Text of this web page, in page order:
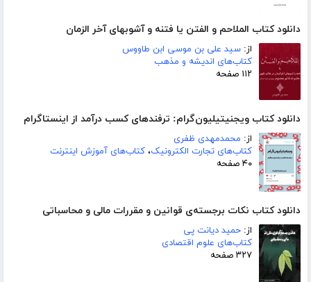
دانلود کتاب الملاحم و الفتن یا فتنه و آشوبهاى آخر الزمان
از: سید على بن موسى ابن طاووس
کتاب‌های اندیشه و مذهب
۱۱۲ صفحه
دانلود کتاب ویجنیتیلیون‌گرام: ترفندهای کسب درآمد از اینستاگرام
از: محمدمهدی ظفری
کتاب‌های تجارت الکترونیک، کتاب‌های آموزش اینترنت
۴۰ صفحه
دانلود کتاب نکات برجسته‌ی قوانین و مقررات مالی و محاسباتی
از: حمید دیانت پی
کتاب‌های علوم اقتصادی
۳۲۷ صفحه